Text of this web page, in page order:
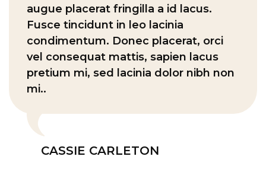
augue placerat fringilla a id lacus.
Fusce tincidunt in leo lacinia
condimentum. Donec placerat, orci
vel consequat mattis, sapien lacus
pretium mi, sed lacinia dolor nibh non
mi..
CASSIE CARLETON